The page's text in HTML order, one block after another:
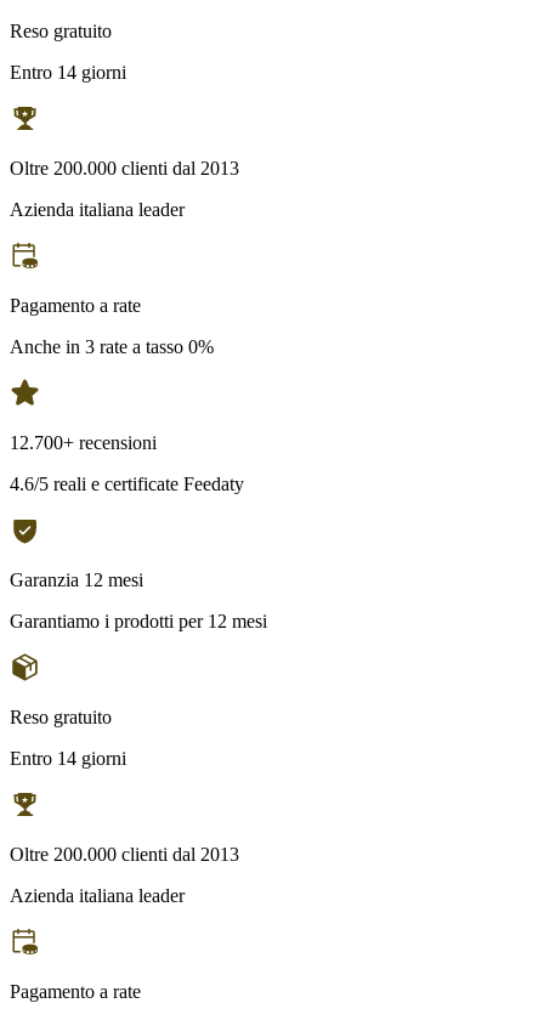
Reso gratuito
Entro 14 giorni
Oltre 200.000 clienti dal 2013
Azienda italiana leader
Pagamento a rate
Anche in 3 rate a tasso 0%
12.700+ recensioni
4.6/5 reali e certificate Feedaty
Garanzia 12 mesi
Garantiamo i prodotti per 12 mesi
Reso gratuito
Entro 14 giorni
Oltre 200.000 clienti dal 2013
Azienda italiana leader
Pagamento a rate